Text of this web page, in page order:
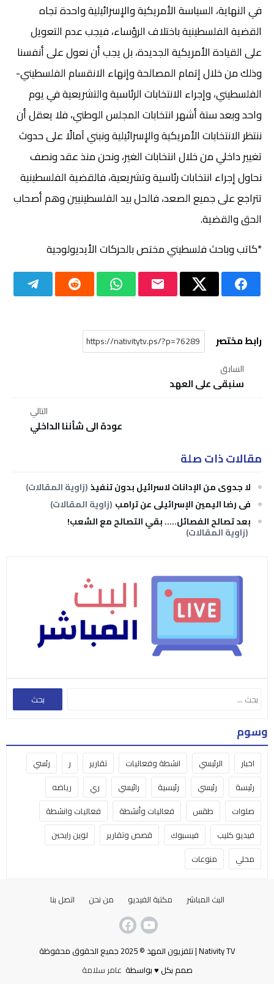
في النهاية، السياسة الأمريكية والإسرائيلية واحدة تجاه
القضية الفلسطينية باختلاف الرؤساء، فيجب عدم التعويل
على القيادة الأمريكية الجديدة، بل يجب أن نعول على أنفسنا
وذلك من خلال إتمام المصالحة وإنهاء الانقسام الفلسطيني-
الفلسطيني، وإجراء الانتخابات الرئاسية والتشريعية في يوم
واحد وبعد ستة أشهر انتخابات المجلس الوطني، فلا يعقل أن
ننتظر الانتخابات الأمريكية والإسرائيلية ونبني آمالًا على حدوث
تغيير داخلي من خلال انتخابات الغير، ونحن منذ عقد ونصف
نحاول إجراء انتخابات رئاسية وتشريعية، فالقضية الفلسطينية
تتراجع على جميع الصعد، فالحل بيد الفلسطينيين وهم أصحاب
الحق والقضية.
*كاتب وباحث فلسطيني مختص بالحركات الأيديولوجية
رابط مختصر
السابق
سنبقى على العهد
التالي
عودة الى شأننا الداخلي
مقالات ذات صلة
لا جدوى من الإدانات لاسرائيل بدون تنفيذ (زاوية المقالات)
في رضا اليمين الإسرائيلي عن ترامب (زاوية المقالات)
بعد تصالح الفصائل….. بقي التصالح مع الشعب!
(زاوية المقالات)
وسوم
اخبار الرئيسي انشطة وفعاليات تقارير ر
رئسي
رئيسة
رئيسي رئيسية رائيسي ري
رياضه
صلوات
طقس فعاليات وأنشطة
فعاليات وانشطة
فيديو كليب
فيسبوك قصص وتقارير
لوين رايحين
محلي
منوعات
البث المباشر مكتبة الفيديو من نحن اتصل بنا
Nativity TV | تلفزيون المهد © 2025 جميع الحقوق محفوظة
صمم بكل ♥ بواسطة عامر سلامة